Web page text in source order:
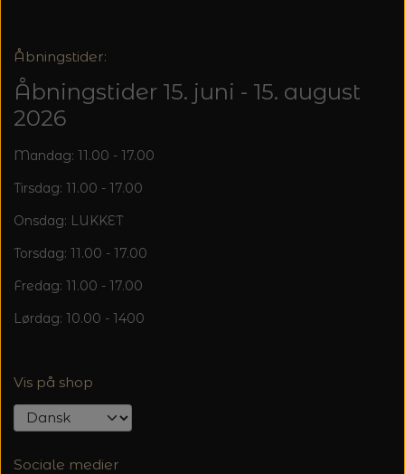
Åbningstider:
Åbningstider 15. juni - 15. august
2026
Mandag: 11.00 - 17.00
Tirsdag: 11.00 - 17.00
Onsdag: LUKKET
Torsdag: 11.00 - 17.00
Fredag: 11.00 - 17.00
Lørdag: 10.00 - 1400
Vis på shop
Sociale medier